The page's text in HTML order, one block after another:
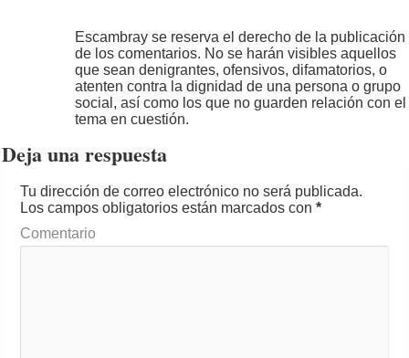
Escambray se reserva el derecho de la publicación
de los comentarios. No se harán visibles aquellos
que sean denigrantes, ofensivos, difamatorios, o
atenten contra la dignidad de una persona o grupo
social, así como los que no guarden relación con el
tema en cuestión.
Deja una respuesta
Tu dirección de correo electrónico no será publicada.
Los campos obligatorios están marcados con*
Comentario